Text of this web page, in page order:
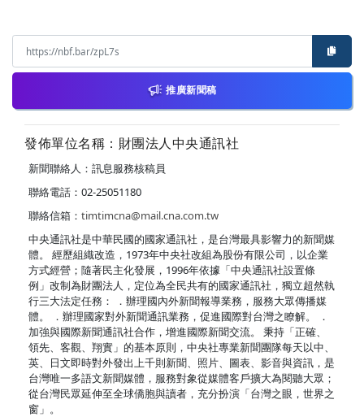
推廣新聞稿
發佈單位名稱：財團法人中央通訊社
新聞聯絡人：訊息服務核稿員
聯絡電話：02-25051180
聯絡信箱： timtimcna@mail.cna.com.tw
中央通訊社是中華民國的國家通訊社，是台灣最具影響力的新聞媒
體。 經歷組織改造，1973年中央社改組為股份有限公司，以企業
方式經營；隨著民主化發展，1996年依據「中央通訊社設置條
例」改制為財團法人，定位為全民共有的國家通訊社，獨立超然執
行三大法定任務： ．辦理國內外新聞報導業務，服務大眾傳播媒
體。 ．辦理國家對外新聞通訊業務，促進國際對台灣之瞭解。 ．
加強與國際新聞通訊社合作，增進國際新聞交流。 秉持「正確、
領先、客觀、翔實」的基本原則，中央社專業新聞團隊每天以中、
英、日文即時對外發出上千則新聞、照片、圖表、影音與資訊，是
台灣唯一多語文新聞媒體，服務對象從媒體客戶擴大為閱聽大眾；
從台灣民眾延伸至全球僑胞與讀者，充分扮演「台灣之眼，世界之
窗」。